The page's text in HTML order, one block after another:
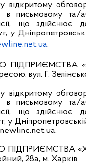
у відкритому
письмовому та/
що
у
.
ПІДПРИЄМСТВА
вул. Г.
у відкритому
в письмовому та/
що
у
ПІДПРИЄМСТВА
28а, м. Харків.